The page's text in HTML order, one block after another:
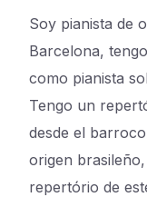
Soy pianista de
Barcelona,
como pianista
Tengo un
desde el
origen
repertório de